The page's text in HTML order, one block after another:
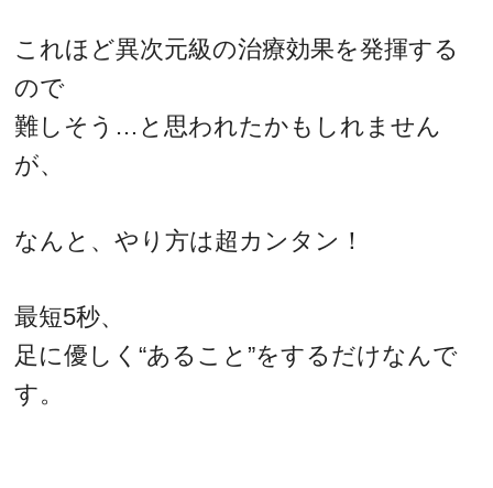
これほど異次元級の治療効果を発揮する
ので
難しそう…と思われたかもしれません
が、
なんと、やり方は超カンタン！
最短5秒、
足に優しく“あること”をするだけなんで
す。